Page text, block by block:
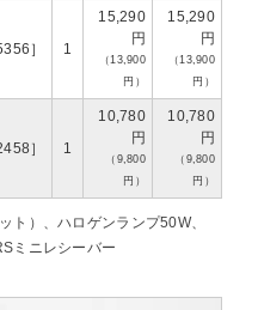
］ 1
15,290
円
（13,900
円）
15,290
円
（13,900
円）
］ 1
10,780
円
（9,800
円）
10,780
円
（9,800
円）
ト）、ハロゲンランプ50W、
ミニレシーバー